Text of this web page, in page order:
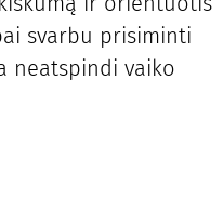
svarbu prisiminti
neatspindi vaiko